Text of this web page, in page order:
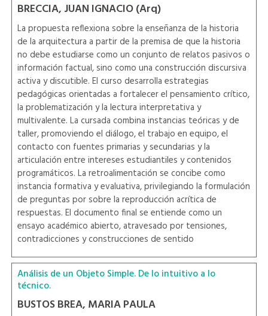
BRECCIA, JUAN IGNACIO (Arq)
La propuesta reflexiona sobre la enseñanza de la historia
de la arquitectura a partir de la premisa de que la historia
no debe estudiarse como un conjunto de relatos pasivos o
información factual, sino como una construcción discursiva
activa y discutible. El curso desarrolla estrategias
pedagógicas orientadas a fortalecer el pensamiento crítico,
la problematización y la lectura interpretativa y
multivalente. La cursada combina instancias teóricas y de
taller, promoviendo el diálogo, el trabajo en equipo, el
contacto con fuentes primarias y secundarias y la
articulación entre intereses estudiantiles y contenidos
programáticos. La retroalimentación se concibe como
instancia formativa y evaluativa, privilegiando la formulación
de preguntas por sobre la reproducción acrítica de
respuestas. El documento final se entiende como un
ensayo académico abierto, atravesado por tensiones,
contradicciones y construcciones de sentido
Análisis de un Objeto Simple. De lo intuitivo a lo
técnico.
BUSTOS BREA, MARIA PAULA